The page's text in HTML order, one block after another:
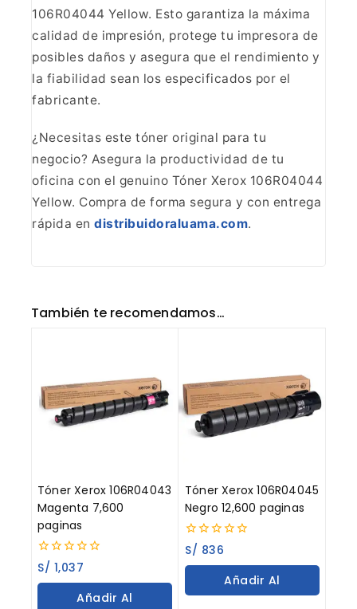
106R04044 Yellow. Esto garantiza la máxima
calidad de impresión, protege tu impresora de
posibles daños y asegura que el rendimiento y
la fiabilidad sean los especificados por el
fabricante.
¿Necesitas este tóner original para tu
negocio? Asegura la productividad de tu
oficina con el genuino Tóner Xerox 106R04044
Yellow. Compra de forma segura y con entrega
rápida en distribuidoraluama.com.
También te recomendamos…
Tóner Xerox 106R04043
Magenta 7,600
paginas
0
out
of
S/ 1,037
Añadir Al
Tóner Xerox 106R04045
Negro 12,600 paginas
0
out
of
S/ 836
Añadir Al